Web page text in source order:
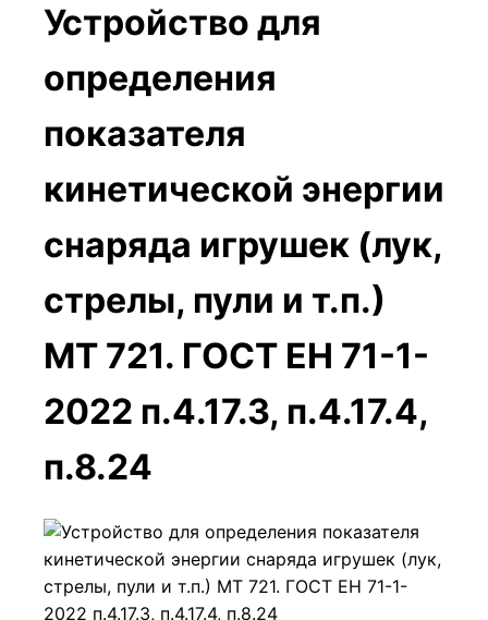
Устройство для
определения
показателя
кинетической энергии
снаряда игрушек (лук,
стрелы, пули и т.п.)
МТ 721. ГОСТ ЕН 71-1-
2022 п.4.17.3, п.4.17.4,
п.8.24